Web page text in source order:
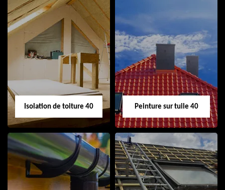
Urgence fuite de
toiture 40
Nettoyage
demoussage
toiture 40
Isolation de toiture 40
Isolation de toiture
Peinture sur tuile 40
Peinture sur tuile